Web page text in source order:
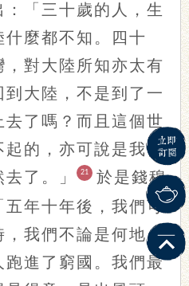
「三十歲的人，生
麼都不知。四十
對大陸所知亦太有
大陸，不是到了一
了嗎？而且這個世
的，亦可說是我們
了。」
21
於是錢穆
年十年後，我們可
，我們不論是何地
進了窮國。我們最